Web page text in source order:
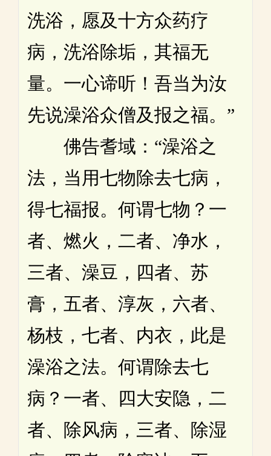
洗浴，愿及十方众药疗
病，洗浴除垢，其福无
量。一心谛听！吾当为汝
先说澡浴众僧及报之福。”
佛告耆域：“澡浴之
法，当用七物除去七病，
得七福报。何谓七物？一
者、燃火，二者、净水，
三者、澡豆，四者、苏
膏，五者、淳灰，六者、
杨枝，七者、内衣，此是
澡浴之法。何谓除去七
病？一者、四大安隐，二
者、除风病，三者、除湿